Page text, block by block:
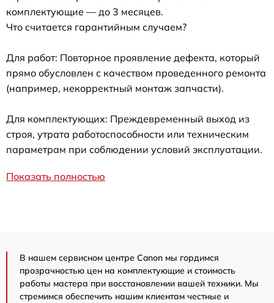
комплектующие — до 3 месяцев.
Что считается гарантийным случаем?
Для работ: Повторное проявление дефекта, который
прямо обусловлен с качеством проведенного ремонта
(например, некорректный монтаж запчасти).
Для комплектующих: Преждевременный выход из
строя, утрата работоспособности или техническим
параметрам при соблюдении условий эксплуатации.
Показать полностью
В нашем сервисном центре Canon мы гордимся
прозрачностью цен на комплектующие и стоимость
работы мастера при восстановлении вашей техники. Мы
стремимся обеспечить нашим клиентам честные и